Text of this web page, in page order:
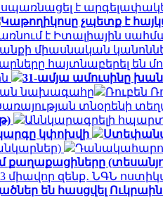
է
Կաթողիկոսը չպետք է
է Իտալիային
միասնական
հայտնաբերել են
31-ամյա ամուսինը
​​նախագահը
Ռուբեն
տնօրենի
Աննկարագրելի
կփոխվի
քաղաքացիները
միավոր զենք․ ՆԳՆ
են հասցվել